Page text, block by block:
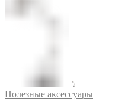
Полезные аксессуары